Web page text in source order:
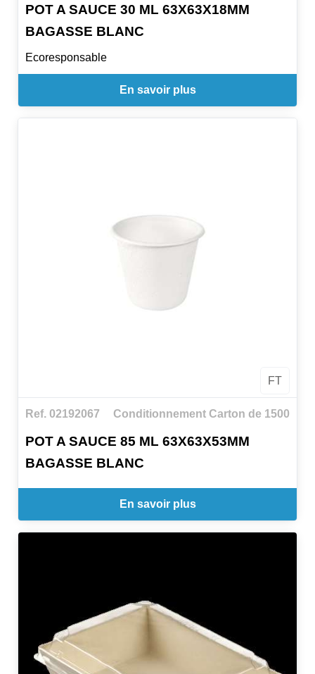
POT A SAUCE 30 ML 63X63X18MM
BAGASSE BLANC
Ecoresponsable
En savoir plus
FT
Ref. 02192067 Conditionnement Carton de 1500
POT A SAUCE 85 ML 63X63X53MM
BAGASSE BLANC
En savoir plus